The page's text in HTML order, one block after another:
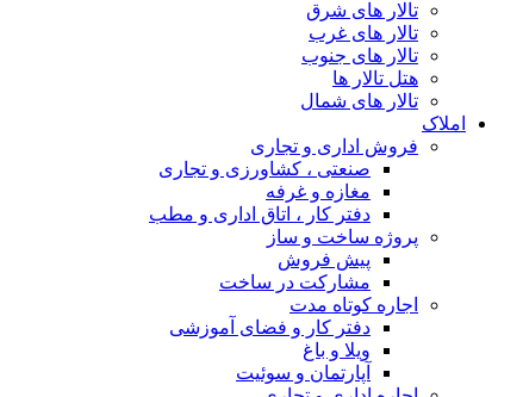
تالار های شرق
تالار های غرب
تالار های جنوب
هتل تالار ها
تالار های شمال
املاک
فروش اداری و تجاری
صنعتی ، کشاورزی و تجاری
مغازه و غرفه
دفتر کار ، اتاق اداری و مطب
پروژه ساخت و ساز
پیش فروش
مشارکت در ساخت
اجاره کوتاه مدت
دفتر کار و فضای آموزشی
ویلا و باغ
آپارتمان و سوئیت